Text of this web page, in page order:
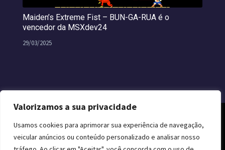
Valorizamos a sua privacidade
Usamos cookies para aprimorar sua experiência de navegação,
veicular anúncios ou conteúdo personalizado e analisar nosso
Maiden’s Extreme Fist – BUN-GA-RUA é o
vencedor da MSXdev24
29/03/2025